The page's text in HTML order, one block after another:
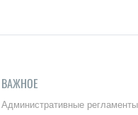
ВАЖНОЕ
Административные регламенты